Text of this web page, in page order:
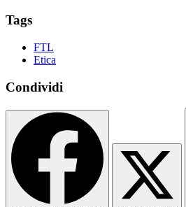
Tags
FTL
Etica
Condividi